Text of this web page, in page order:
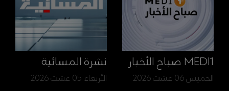
MEDI1 صباح الأخبار
الخميس 06 غشت 2026
نشرة المسائية
الأربعاء 05 غشت 2026